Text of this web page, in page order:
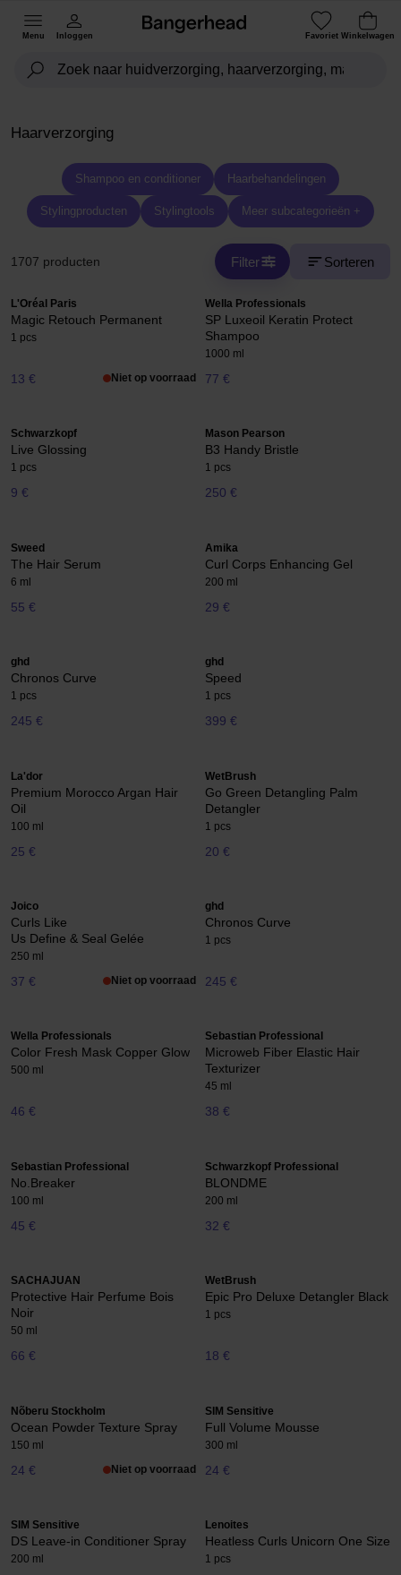
Menu Inloggen Favoriet Winkelwagen
Haarverzorging
Shampoo en conditioner Haarbehandelingen
Stylingproducten Stylingtools Meer subcategorieën +
1707 producten Filter Sorteren
L'Oréal Paris
Magic Retouch Permanent
1 pcs
13 € Niet op voorraad
Wella Professionals
SP Luxeoil Keratin Protect
Shampoo
1000 ml
77 €
Schwarzkopf
Live Glossing
1 pcs
9 €
Mason Pearson
B3 Handy Bristle
1 pcs
250 €
Sweed
The Hair Serum
6 ml
55 €
Amika
Curl Corps Enhancing Gel
200 ml
29 €
ghd
Chronos Curve
1 pcs
245 €
ghd
Speed
1 pcs
399 €
La'dor
Premium Morocco Argan Hair
Oil
100 ml
25 €
WetBrush
Go Green Detangling Palm
Detangler
1 pcs
20 €
Joico
Curls Like
Us Define & Seal Gelée
250 ml
37 € Niet op voorraad
ghd
Chronos Curve
1 pcs
245 €
Wella Professionals
Color Fresh Mask Copper Glow
500 ml
46 €
Sebastian Professional
Microweb Fiber Elastic Hair
Texturizer
45 ml
38 €
Sebastian Professional
No.Breaker
100 ml
45 €
Schwarzkopf Professional
BLONDME
200 ml
32 €
SACHAJUAN
Protective Hair Perfume Bois
Noir
50 ml
66 €
WetBrush
Epic Pro Deluxe Detangler Black
1 pcs
18 €
Nõberu Stockholm
Ocean Powder Texture Spray
150 ml
24 € Niet op voorraad
SIM Sensitive
Full Volume Mousse
300 ml
24 €
SIM Sensitive
DS Leave-in Conditioner Spray
200 ml
Lenoites
Heatless Curls Unicorn One Size
1 pcs